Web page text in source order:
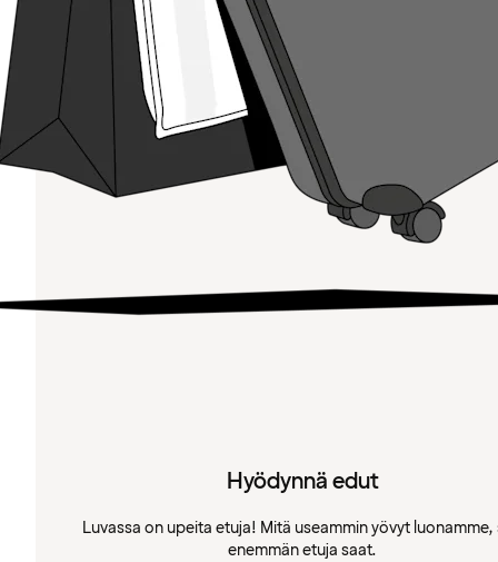
Hyödynnä edut
Luvassa on upeita etuja! Mitä useammin yövyt luonamme,
enemmän etuja saat.